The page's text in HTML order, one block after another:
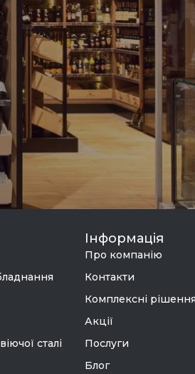
сталі
Інформація
Про компанію
Контакти
Комплексні рішення
Акції
Послуги
Блог